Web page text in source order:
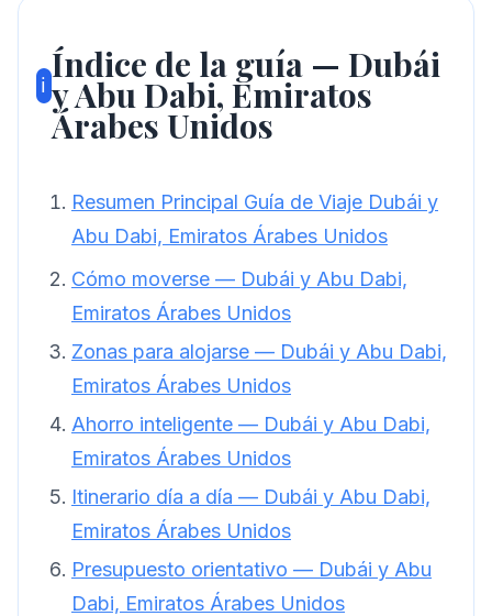
ℹ️ Índice de la guía — Dubái
y Abu Dabi, Emiratos
Árabes Unidos
Resumen Principal Guía de Viaje Dubái y
Abu Dabi, Emiratos Árabes Unidos
Cómo moverse — Dubái y Abu Dabi,
Emiratos Árabes Unidos
Zonas para alojarse — Dubái y Abu Dabi,
Emiratos Árabes Unidos
Ahorro inteligente — Dubái y Abu Dabi,
Emiratos Árabes Unidos
Itinerario día a día — Dubái y Abu Dabi,
Emiratos Árabes Unidos
Presupuesto orientativo — Dubái y Abu
Dabi, Emiratos Árabes Unidos